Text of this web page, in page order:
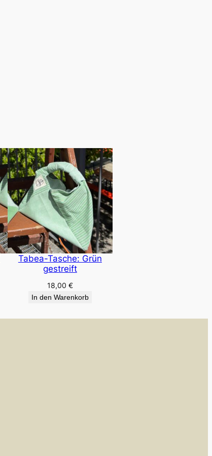
Tabea-Tasche: Grün
gestreift
18,00 €
In den Warenkorb